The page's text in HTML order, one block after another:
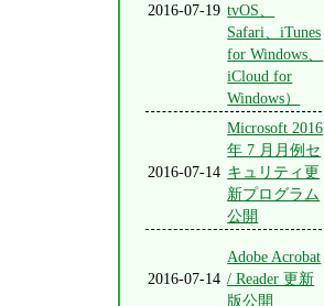
2016-07-19 tvOS、
Safari、iTunes
for Windows、
iCloud for
Windows）
2016-07-14
Microsoft 2016
年 7 月月例セ
キュリティ更
新プログラム
公開
2016-07-14
Adobe Acrobat
/ Reader 更新
版公開